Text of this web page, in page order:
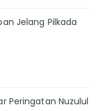
Jelang Pilkada
Peringatan Nuzulul